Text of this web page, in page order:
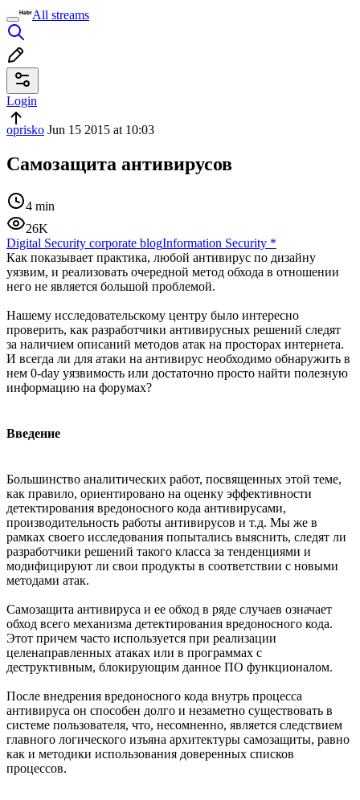
All streams
Login
oprisko Jun 15 2015 at 10:03
Самозащита антивирусов
4 min
26K
Digital Security corporate blogInformation Security *
Как показывает практика, любой антивирус по дизайну
уязвим, и реализовать очередной метод обхода в отношении
него не является большой проблемой.
Нашему исследовательскому центру было интересно
проверить, как разработчики антивирусных решений следят
за наличием описаний методов атак на просторах интернета.
И всегда ли для атаки на антивирус необходимо обнаружить в
нем 0-day уязвимость или достаточно просто найти полезную
информацию на форумах?
Введение
Большинство аналитических работ, посвященных этой теме,
как правило, ориентировано на оценку эффективности
детектирования вредоносного кода антивирусами,
производительность работы антивирусов и т.д. Мы же в
рамках своего исследования попытались выяснить, следят ли
разработчики решений такого класса за тенденциями и
модифицируют ли свои продукты в соответствии с новыми
методами атак.
Самозащита антивируса и ее обход в ряде случаев означает
обход всего механизма детектирования вредоносного кода.
Этот причем часто используется при реализации
целенаправленных атаках или в программах с
деструктивным, блокирующим данное ПО функционалом.
После внедрения вредоносного кода внутрь процесса
антивируса он способен долго и незаметно существовать в
системе пользователя, что, несомненно, является следствием
главного логического изъяна архитектуры самозащиты, равно
как и методики использования доверенных списков
процессов.